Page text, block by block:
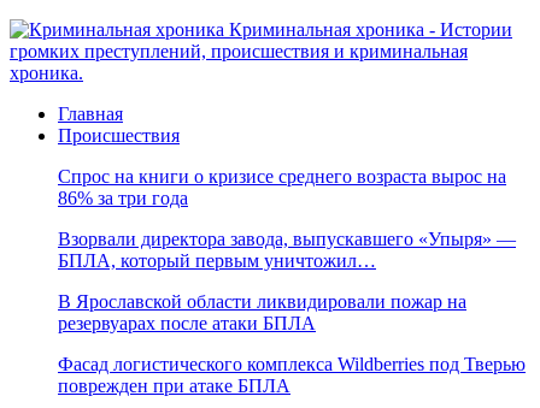
Криминальная хроника - Истории
громких преступлений, происшествия и криминальная
хроника.
Главная
Происшествия
Спрос на книги о кризисе среднего возраста вырос на
86% за три года
Взорвали директора завода, выпускавшего «Упыря» —
БПЛА, который первым уничтожил…
В Ярославской области ликвидировали пожар на
резервуарах после атаки БПЛА
Фасад логистического комплекса Wildberries под Тверью
поврежден при атаке БПЛА